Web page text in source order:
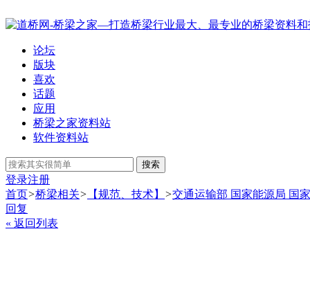
论坛
版块
喜欢
话题
应用
桥梁之家资料站
软件资料站
搜索
登录注册
首页>桥梁相关> 【规范、技术】 >交通运输部 国家能源局 国
回复
« 返回列表